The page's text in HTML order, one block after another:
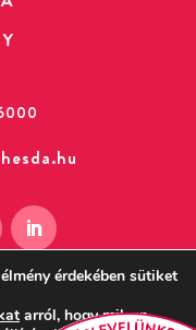
érdekében sütiket
arról, hogy milyen